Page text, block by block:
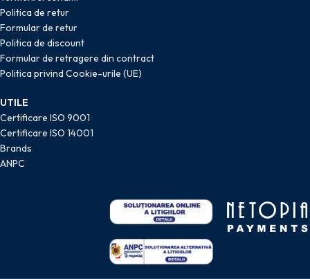
Politica de retur
Formular de retur
Politica de discount
Formular de retragere din contract
Politica privind Cookie-urile (UE)
UTILE
Certificare ISO 9001
Certificare ISO 14001
Brands
ANPC